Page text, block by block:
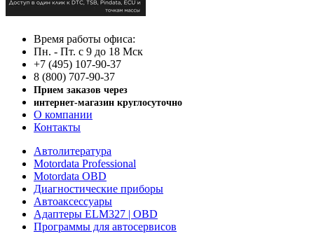
Время работы офиса:
Пн. - Пт. с 9 до 18 Мск
+7 (495) 107-90-37
8 (800) 707-90-37
Прием заказов через
интернет-магазин круглосуточно
О компании
Контакты
Автолитература
Motordata Professional
Motordata OBD
Диагностические приборы
Автоаксессуары
Адаптеры ELM327 | OBD
Программы для автосервисов